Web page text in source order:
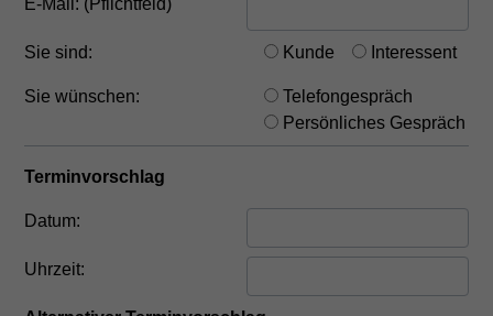
E-Mail: (Pflichtfeld)
Sie sind: Kunde Interessent
Sie wünschen:
Telefongespräch
Persönliches Gespräch
Terminvorschlag
Datum:
Uhrzeit: